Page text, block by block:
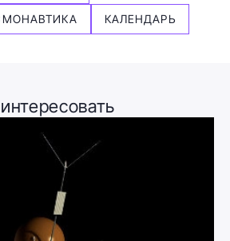
КАЛЕНДАРЬ